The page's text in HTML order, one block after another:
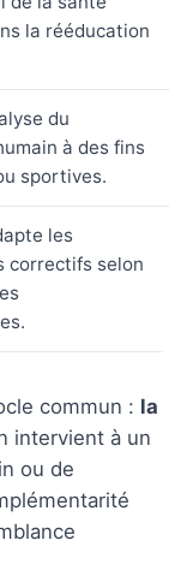
la rééducation
du
à des fins
sportives.
les
correctifs selon
commun : la
intervient à un
ou de